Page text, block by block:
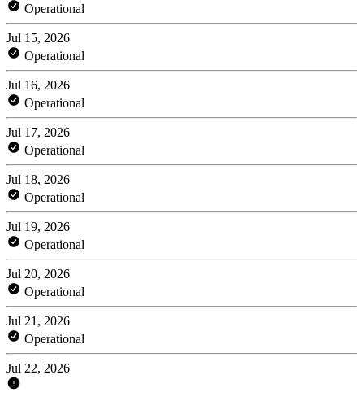
Operational
Jul 15, 2026
Operational
Jul 16, 2026
Operational
Jul 17, 2026
Operational
Jul 18, 2026
Operational
Jul 19, 2026
Operational
Jul 20, 2026
Operational
Jul 21, 2026
Operational
Jul 22, 2026